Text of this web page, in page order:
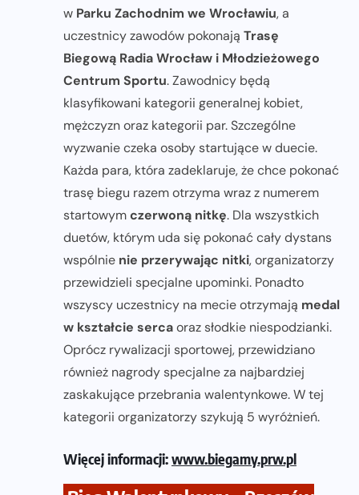
w Parku Zachodnim we Wrocławiu, a
uczestnicy zawodów pokonają Trasę
Biegową Radia Wrocław i Młodzieżowego
Centrum Sportu. Zawodnicy będą
klasyfikowani kategorii generalnej kobiet,
mężczyzn oraz kategorii par. Szczególne
wyzwanie czeka osoby startujące w duecie.
Każda para, która zadeklaruje, że chce pokonać
trasę biegu razem otrzyma wraz z numerem
startowymczerwoną nitkę. Dla wszystkich
duetów, którym uda się pokonać cały dystans
wspólnie nie przerywając nitki, organizatorzy
przewidzieli specjalne upominki. Ponadto
wszyscy uczestnicy na mecie otrzymają medal
w kształcie sercaoraz słodkie niespodzianki.
Oprócz rywalizacji sportowej, przewidziano
również nagrody specjalne za najbardziej
zaskakujące przebrania walentynkowe. W tej
kategorii organizatorzy szykują 5 wyróżnień.
Więcej informacji:www.biegamy.prw.pl